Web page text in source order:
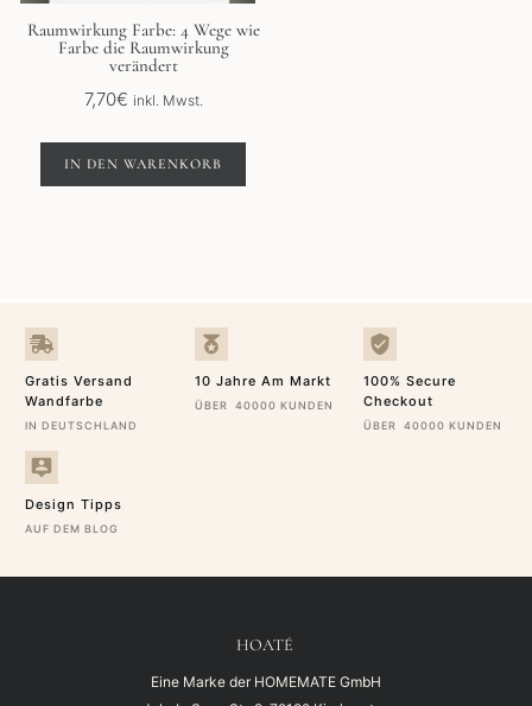
Raumwirkung Farbe: 4 Wege wie
Farbe die Raumwirkung
verändert
7,70€ inkl. Mwst.
IN DEN WARENKORB
Gratis Versand
Wandfarbe
IN DEUTSCHLAND
10 Jahre Am Markt
ÜBER 40000 KUNDEN
100% Secure
Checkout
ÜBER 40000 KUNDEN
Design Tipps
AUF DEM BLOG
HOATÉ
Eine Marke der HOMEMATE GmbH